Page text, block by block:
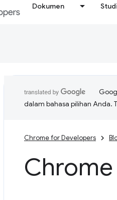
Dokumen
dalam bahasa pilihan Anda.
Chrome for Developers